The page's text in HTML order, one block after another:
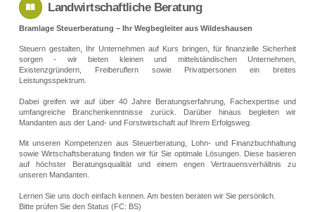
Landwirtschaftliche Beratung
Bramlage Steuerberatung – Ihr Wegbegleiter aus Wildeshausen
Steuern gestalten, Ihr Unternehmen auf Kurs bringen, für finanzielle Sicherheit
sorgen - wir bieten kleinen und mittelständischen Unternehmen,
Existenzgründern, Freiberuflern sowie Privatpersonen ein breites
Leistungsspektrum.
Dabei greifen wir auf über 40 Jahre Beratungserfahrung, Fachexpertise und
umfangreiche Branchenkenntnisse zurück. Darüber hinaus begleiten wir
Mandanten aus der Land- und Forstwirtschaft auf Ihrem Erfolgsweg.
Mit unseren Kompetenzen aus Steuerberatung, Lohn- und Finanzbuchhaltung
sowie Wirtschaftsberatung finden wir für Sie optimale Lösungen. Diese basieren
auf höchster Beratungsqualität und einem engen Vertrauensverhältnis zu
unseren Mandanten.
Lernen Sie uns doch einfach kennen. Am besten beraten wir Sie persönlich.
Bitte prüfen Sie den Status (FC: BS)